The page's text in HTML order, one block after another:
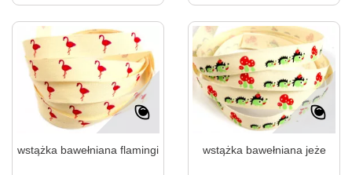
wstążka bawełniana flamingi wstążka bawełniana jeże